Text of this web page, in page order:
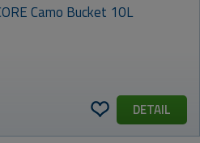
Camo Bucket 10L
DETAIL